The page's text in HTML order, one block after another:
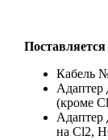
Поставляется
Кабель
Адаптер
(кроме
Адаптер
на Cl2,